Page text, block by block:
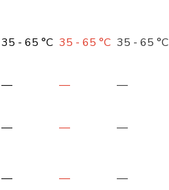
35 - 65 °C 35 - 65 °C 35 - 65 °C
— — —
— — —
— — —